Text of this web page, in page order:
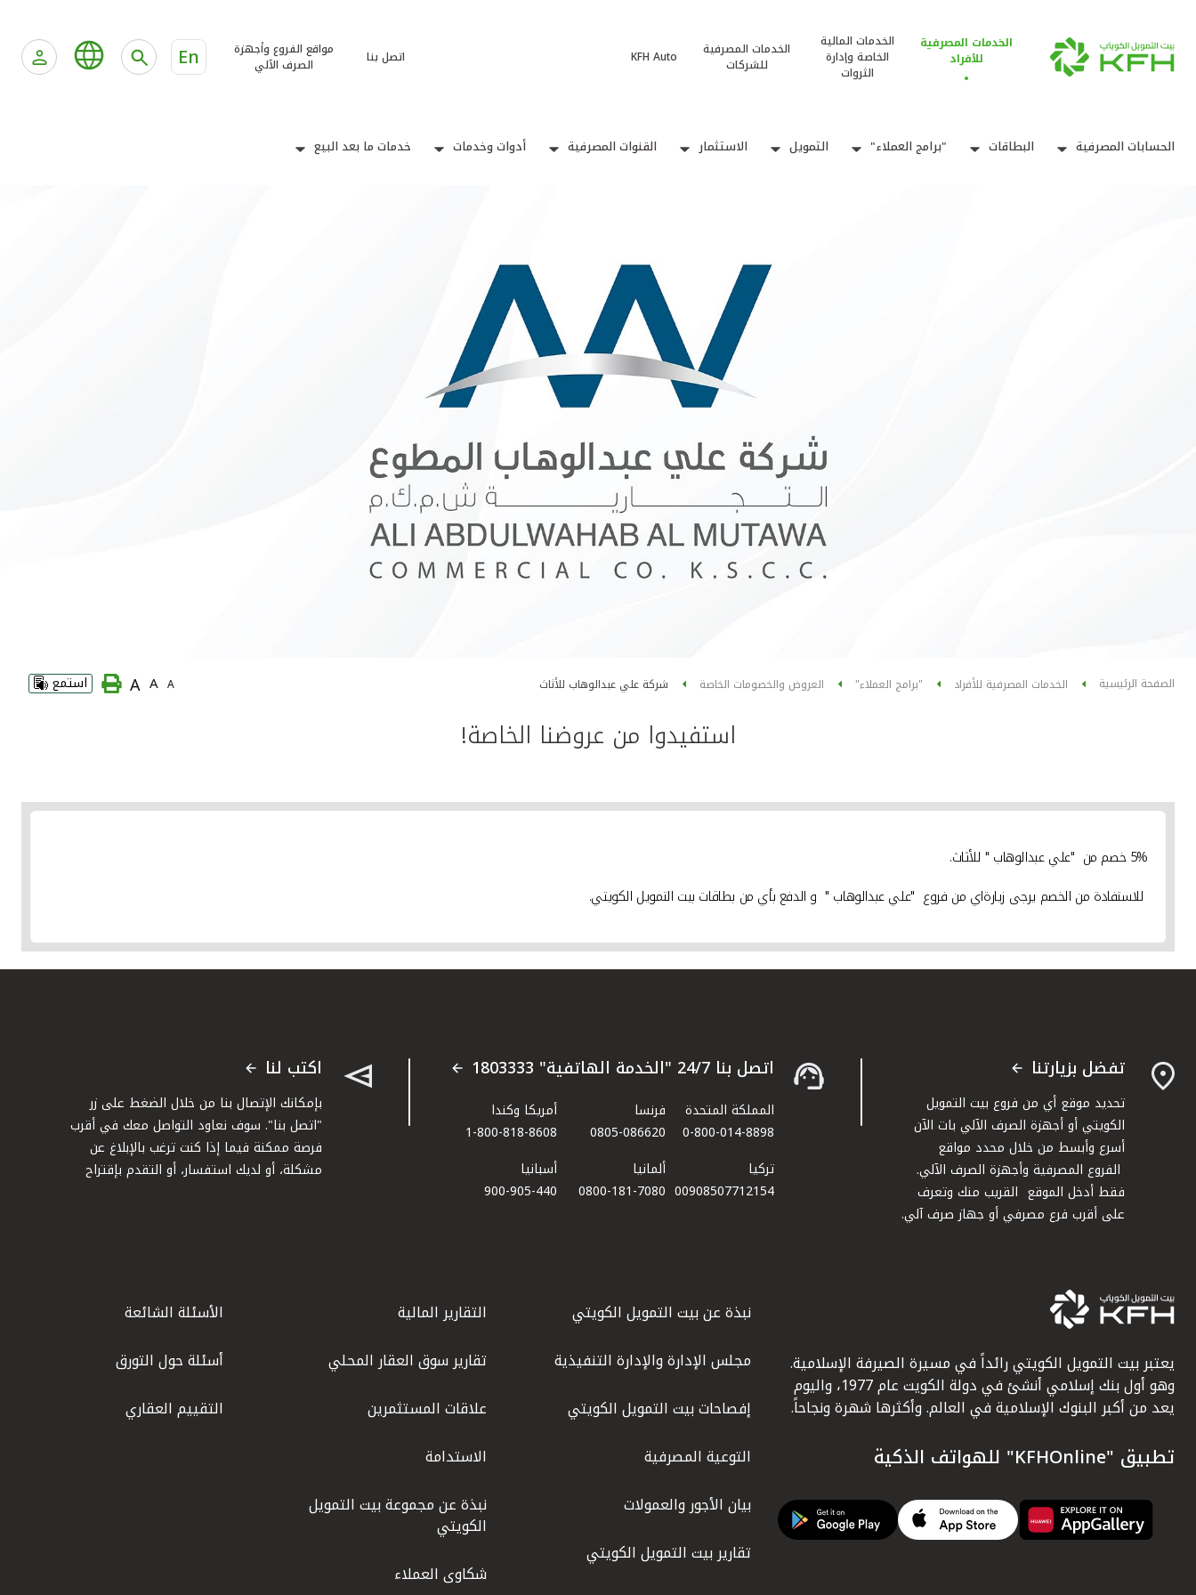
الخدمات المصرفية
للأفراد
الخدمات المالية
الخاصة وإدارة
الثروات
الخدمات المصرفية
للشركات
KFH Auto اتصل بنا
مواقع الفروع وأجهزة
الصرف الآلي
En
الحسابات المصرفية البطاقات "برامج العملاء" التمويل الاستثمار القنوات المصرفية أدوات وخدمات خدمات ما بعد البيع
الصفحة الرئيسية الخدمات المصرفية للأفراد "برامج العملاء" العروض والخصومات الخاصة شركة علي عبدالوهاب للأثاث A
A
A استمع
استفيدوا من عروضنا الخاصة!
5% خصم من "علي عبدالوهاب
" للأثاث.
للاستفادة من الخصم يرجى زيارةاي من فروع "علي عبدالوهاب " و الدفع بأي من بطاقات بيت التمويل الكويتي.
تفضل بزيارتنا
تحديد موقع أي من فروع بيت التمويل
الكويتي أو أجهزة الصرف الآلي بات الآن
أسرع وأبسط من خلال محدد مواقع
الفروع المصرفية وأجهزة الصرف الآلي.
فقط أدخل الموقع القريب منك وتعرف
على أقرب فرع مصرفي أو جهاز صرف آلي.
اتصل بنا 24/7 "الخدمة الهاتفية" 1803333
المملكة المتحدة
0-800-014-8898
فرنسا
0805-086620
أمريكا وكندا
1-800-818-8608
تركيا
00908507712154​
ألمانيا
0800-181-7080
أسبانيا
900-905-440
اكتب لنا
بإمكانك الإتصال بنا من خلال الضغط على زر
"اتصل بنا". سوف نعاود التواصل معك في أقرب
فرصة ممكنة فيما إذا كنت ترغب بالإبلاغ عن
مشكلة، أو لديك استفسار، أو التقدم بإقتراح
يعتبر بيت التمويل الكويتي رائداً في مسيرة الصيرفة الإسلامية.
وهو أول بنك إسلامي أنشئ في دولة الكويت عام 1977، واليوم
يعد من أكبر البنوك الإسلامية في العالم. وأكثرها شهرة ونجاحاً.
تطبيق "KFHOnline" للهواتف الذكية
نبذة عن بيت التمويل الكويتي
مجلس الإدارة والإدارة التنفيذية
إفصاحات بيت التمويل الكويتي
التوعية المصرفية
بيان الأجور والعمولات
تقارير بيت التمويل الكويتي
التقارير المالية
تقارير سوق العقار المحلي
علاقات المستثمرين
الاستدامة
نبذة عن مجموعة بيت التمويل
الكويتي
شكاوى العملاء
الأسئلة الشائعة
أسئلة حول التورق
التقييم العقاري